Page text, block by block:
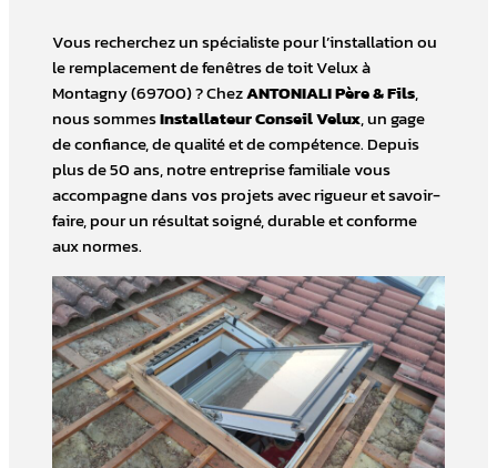
Vous recherchez un spécialiste pour l’installation ou
le remplacement de fenêtres de toit Velux à
Montagny (69700) ? ChezANTONIALI Père & Fils,
nous sommesInstallateur Conseil Velux, un gage
de confiance, de qualité et de compétence. Depuis
plus de 50 ans, notre entreprise familiale vous
accompagne dans vos projets avec rigueur et savoir-
faire, pour un résultat soigné, durable et conforme
aux normes.